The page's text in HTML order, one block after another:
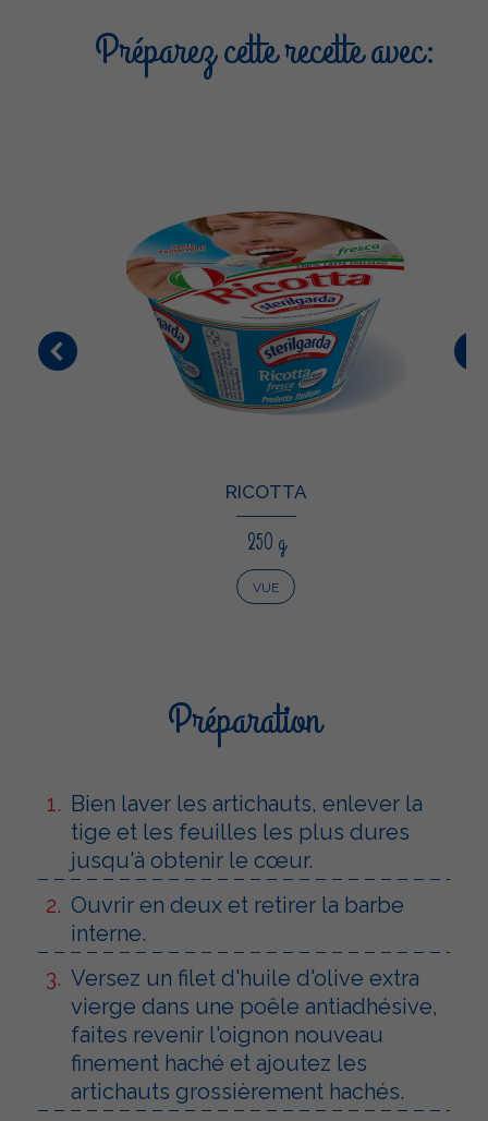
Préparez cette recette avec:
RICOTTA
250 g
VUE
Préparation
Bien laver les artichauts, enlever la
tige et les feuilles les plus dures
jusqu'à obtenir le cœur.
Ouvrir en deux et retirer la barbe
interne.
Versez un filet d'huile d'olive extra
vierge dans une poêle antiadhésive,
faites revenir l'oignon nouveau
finement haché et ajoutez les
artichauts grossièrement hachés.